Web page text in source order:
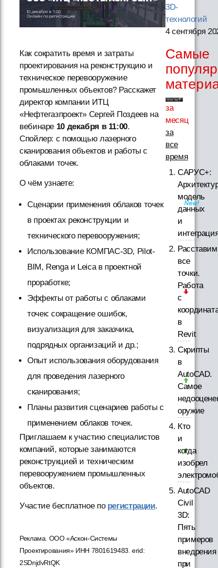
Как сократить время и затраты
проектирования на реконструкцию и
техническое перевооружение
промышленных объектов? Расскажет
директор компании ИТЦ
«Нефтегазпроект» Сергей Поздеев на
вебинаре 10 декабря в 11:00.
Спойлер: с помощью лазерного
сканирования объектов и работы с
облаками точек.
О чём узнаете:
Сценарии применения облаков точек
в проектах реконструкции и
технического перевооружения;
Использование КОМПАС-3D, Pilot-
BIM, Renga и Leica в проектной
проработке;
Эффекты от работы с облаками
точек: сокращение ошибок,
визуализация для заказчика,
подрядных организаций и др.;
Опыт использования оборудования
для проведения лазерного
сканирования;
Планы развития сценариев работы с
применением облаков точек.
Приглашаем к участию специалистов
компаний, которые занимаются
реконструкцией и техническим
перевооружением промышленных
объектов.
Участие бесплатное по регистрации.
Реклама. ООО «Аскон-Системы
Проектирования» ИНН 7801619483. erid:
2SDnjdvRtQK
3D-
технологий
4 сентября
Самые
за
месяц
за
все
время
САРУС+:
модель
данных
и
Расставим
все
точки.
Работа
с
в
Revit
Скрипты
в
AutoCAD.
Самое
оружие
Кто
и
когда
изобрел
AutoCAD
Civil
3D:
Пять
примеров
внедрения
при